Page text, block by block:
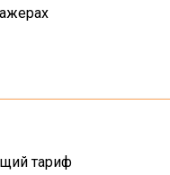
тариф